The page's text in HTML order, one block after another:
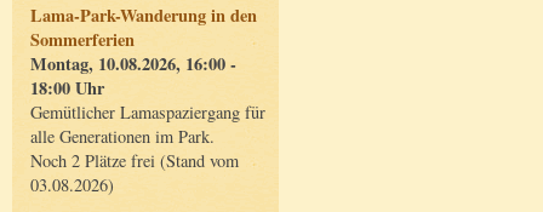
Lama-Park-Wanderung in den
Sommerferien
Montag, 10.08.2026, 16:00 -
18:00 Uhr
Gemütlicher Lamaspaziergang für
alle Generationen im Park.
Noch 2 Plätze frei (Stand vom
03.08.2026)